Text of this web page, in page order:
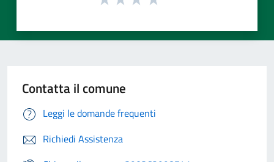
Contatta il comune
Leggi le domande frequenti
Richiedi Assistenza